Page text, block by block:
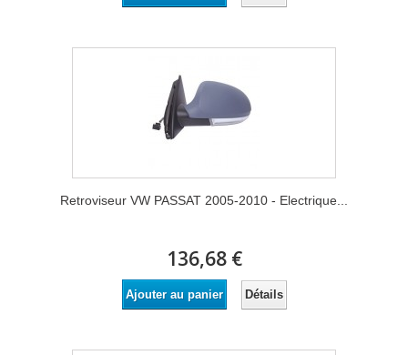
Retroviseur VW PASSAT 2005-2010 - Electrique...
136,68 €
Ajouter au panier Détails